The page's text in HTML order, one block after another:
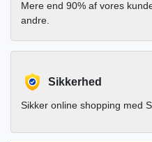
Mere end 90% af vores
andre.
Sikkerhed
Sikker online shopping med